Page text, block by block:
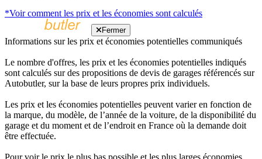
*Voir comment les prix et les économies sont calculés
Fermer
Informations sur les prix et économies potentielles communiqués
Le nombre d'offres, les prix et les économies potentielles indiqués
sont calculés sur des propositions de devis de garages référencés sur
Autobutler, sur la base de leurs propres prix individuels.
Les prix et les économies potentielles peuvent varier en fonction de
la marque, du modèle, de l’année de la voiture, de la disponibilité du
garage et du moment et de l’endroit en France où la demande doit
être effectuée.
Pour voir le prix le plus bas possible et les plus larges économies